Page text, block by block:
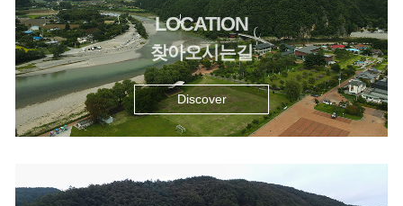
LOCATION
찾아오시는길
Discover